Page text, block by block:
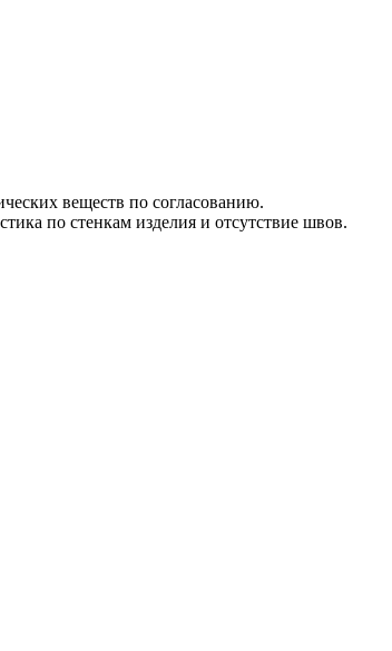
веществ по согласованию.
по стенкам изделия и отсутствие швов.